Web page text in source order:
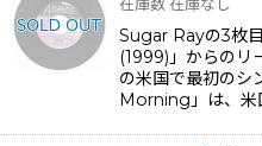
在庫数 在庫なし
Sugar Rayの3枚
(1999)」からのリ
の米国で最初のシ
Morning」は、米